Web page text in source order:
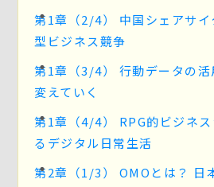
第1章（2/4） 中国シェアサイ
型ビジネス競争
第1章（3/4） 行動データの活
変えていく
第1章（4/4） RPG的ビジネ
るデジタル日常生活
第2章（1/3） OMOとは？ 日